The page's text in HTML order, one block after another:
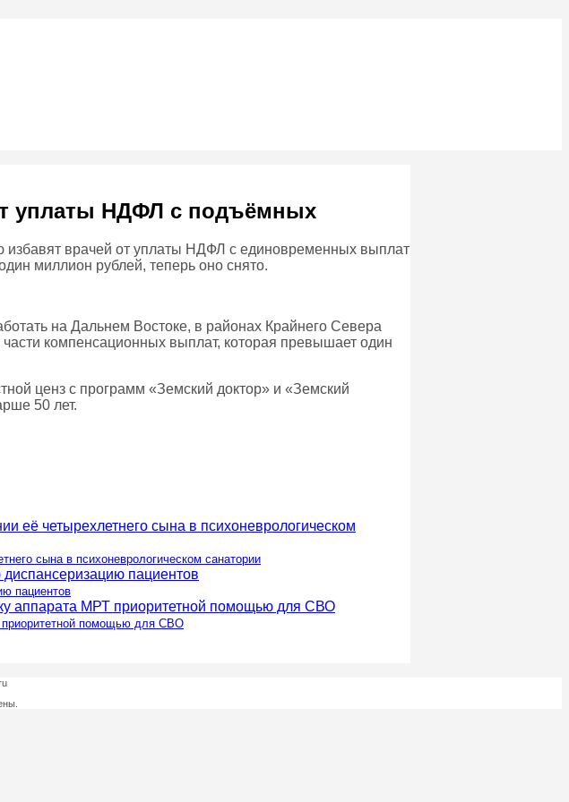
уплаты НДФЛ с подъёмных
избавят врачей от уплаты НДФЛ с единовременных выплат
миллион рублей, теперь оно снято.
на Дальнем Востоке, в районах Крайнего Севера
компенсационных выплат, которая превышает один
ценз с программ «Земский доктор» и «Земский
50 лет.
сына в психоневрологическом санатории
пациентов
приоритетной помощью для СВО